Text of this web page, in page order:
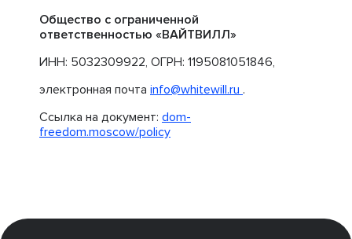
Общество с ограниченной
ответственностью «ВАЙТВИЛЛ»
ИНН: 5032309922, ОГРН: 1195081051846,
электронная почта info@whitewill.ru .
Ссылка на документ: dom-
freedom.moscow/policy